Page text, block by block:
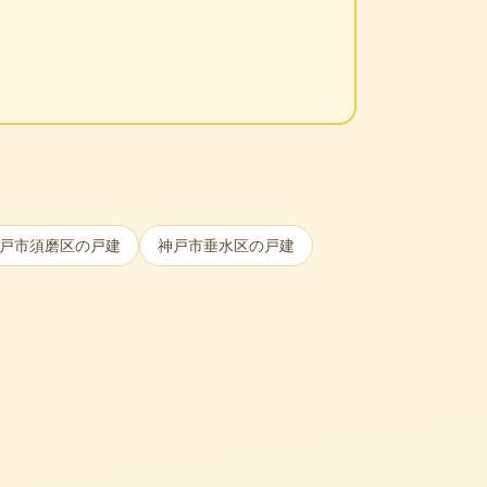
市須磨区の戸建 神戸市垂水区の戸建